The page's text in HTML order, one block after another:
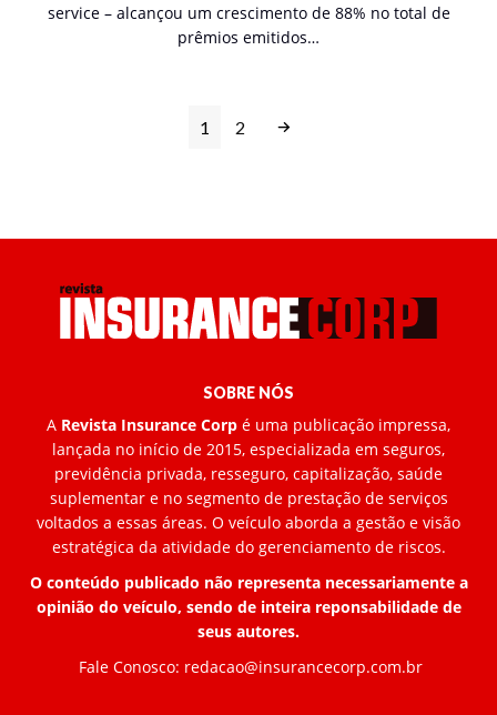
service – alcançou um crescimento de 88% no total de
prêmios emitidos…
1 2
SOBRE NÓS
A Revista Insurance Corp é uma publicação impressa,
lançada no início de 2015, especializada em seguros,
previdência privada, resseguro, capitalização, saúde
suplementar e no segmento de prestação de serviços
voltados a essas áreas. O veículo aborda a gestão e visão
estratégica da atividade do gerenciamento de riscos.
O conteúdo publicado não representa necessariamente a
opinião do veículo, sendo de inteira reponsabilidade de
seus autores.
Fale Conosco: redacao@insurancecorp.com.br